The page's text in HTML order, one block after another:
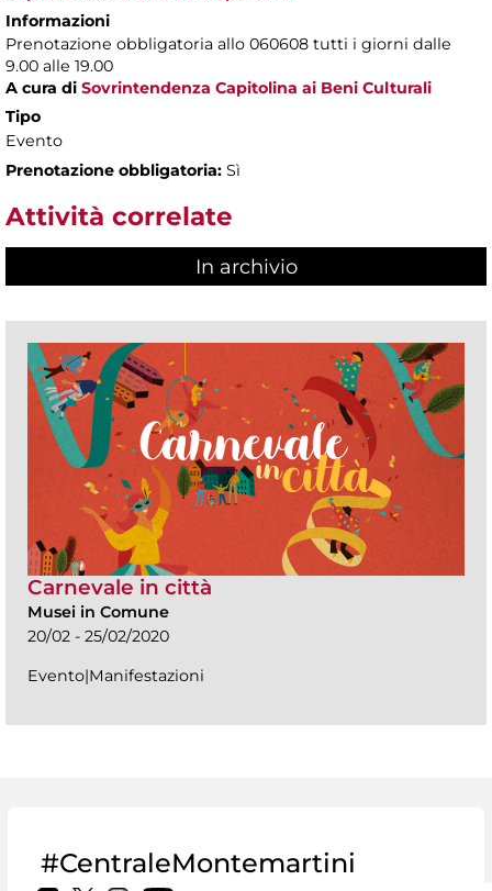
Informazioni
Prenotazione obbligatoria allo 060608 tutti i giorni dalle
9.00 alle 19.00
A cura di Sovrintendenza Capitolina ai Beni Culturali
Tipo
Evento
Prenotazione obbligatoria: Sì
Attività correlate
In archivio
Carnevale in città
Musei in Comune
20/02 - 25/02/2020
Evento|Manifestazioni
#CentraleMontemartini